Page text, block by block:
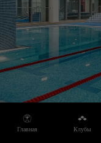
Главная Клубы